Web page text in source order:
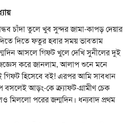
চাঁদা তুলে খুব সুন্দর জামা-কাপড় দেয়ার
দিতে ফতুর হবার সময় ভাবতাম
আসলে গিফট খুলে দেখি সুনীলের দুই
করে জানলাম, আলাপ শুনে মনে
গিফট হিসেবে বই! এরপর আমি সাবধান
বসলেই আড়ং-কে ক্র্যাফট-গ্রামীণ চেক
পরের জন্মদিন। ধন্যবাদ প্রথম